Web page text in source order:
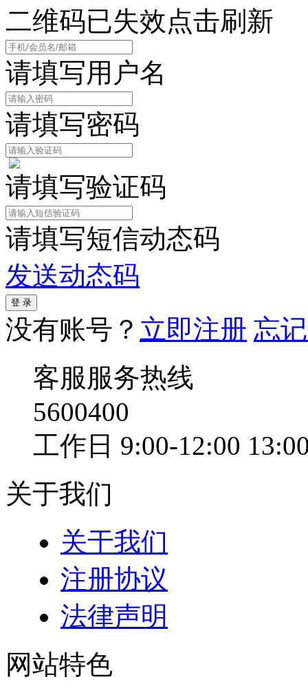
二维码已失效点击刷新
请填写用户名
请填写密码
请填写验证码
请填写短信动态码
发送动态码
没有账号？ 立即注册 忘
客服服务热线
5600400
工作日 9:00-12:00
关于我们
关于我们
注册协议
法律声明
网站特色